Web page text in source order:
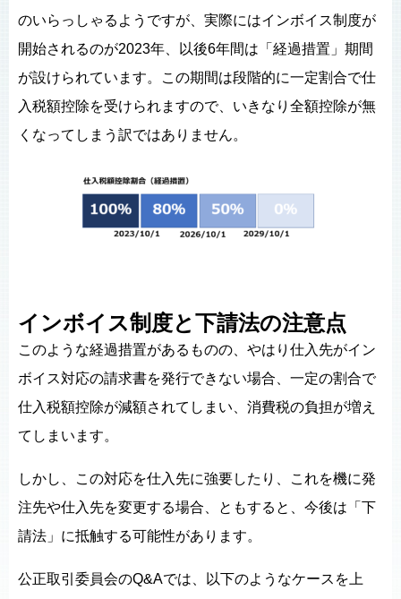
のいらっしゃるようですが、実際にはインボイス制度が
開始されるのが2023年、以後6年間は「経過措置」期間
が設けられています。この期間は段階的に一定割合で仕
入税額控除を受けられますので、いきなり全額控除が無
くなってしまう訳ではありません。
インボイス制度と下請法の注意点
このような経過措置があるものの、やはり仕入先がイン
ボイス対応の請求書を発行できない場合、一定の割合で
仕入税額控除が減額されてしまい、消費税の負担が増え
てしまいます。
しかし、この対応を仕入先に強要したり、これを機に発
注先や仕入先を変更する場合、ともすると、今後は「下
請法」に抵触する可能性があります。
公正取引委員会のQ&Aでは、以下のようなケースを上